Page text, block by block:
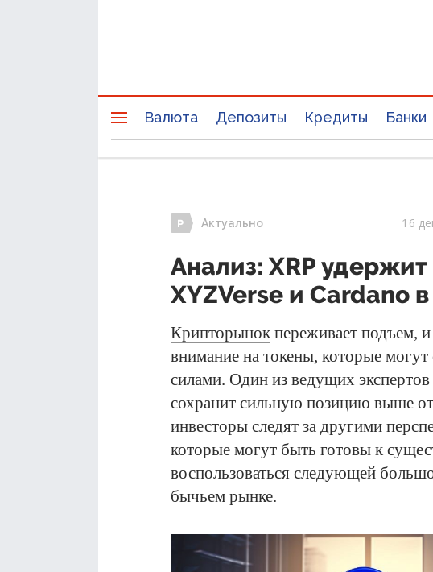
Валюта Депозиты Кредиты Банки
Актуально 16
Анализ: XRP
XYZVerse и Cardano
Крипторынок переживает подъем,
внимание на токены, которые
силами. Один из ведущих экспертов
сохранит сильную позицию выше
инвесторы следят за другими
которые могут быть готовы к
воспользоваться следующей
бычьем рынке.